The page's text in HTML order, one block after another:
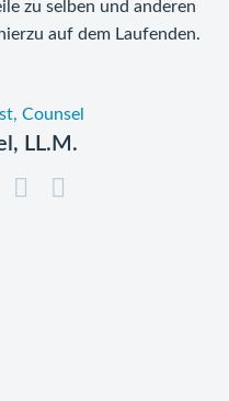
zu selben und anderen
auf dem Laufenden.
Counsel
LL.M.